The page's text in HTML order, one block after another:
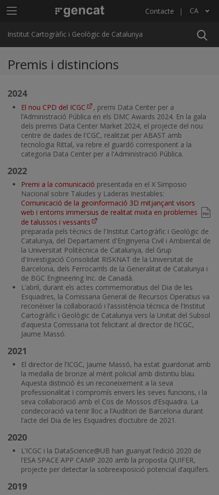
Menú principal ICGC Contacte CA
Llista les accions addicionals
Institut Cartogràfic i Geològic de Catalunya
Premis i distincions
2024
El nou CPD del ICGC
, premi Data Center per a
l’Administració Pública en els DMC Awards 2024. En la gala
dels premis Data Center Market 2024, el projecte del nou
centre de dades de l'CGC, realitzat per ABAST amb
tecnologia Rittal, va rebre el guardó corresponent a la
categoria Data Center per a l'Administració Pública.
2022
Premi a la comunicació presentada en el X Simposio
Nacional sobre Taludes y Laderas Inestables:
Comunicació de la geoinformació 3D mitjançant visors
web i entorns immersius de realitat mixta en problemes
de talussos i vessants
preparada pels tècnics de l'Institut Cartogràfic i Geològic de
Catalunya, del Departament d'Enginyeria Civil i Ambiental de
la Universitat Politècnica de Catalunya, del Grup
d'Investigació Consolidat RISKNAT de la Universitat de
Barcelona, dels Ferrocarrils de la Generalitat de Catalunya i
de BGC Engineering Inc. de Canadà.
L’abril, durant els actes commemoratius del Dia de les
Esquadres, la Comissaria General de Recursos Operatius va
reconèixer la col·laboració i l’assistència tècnica de l’Institut
Cartogràfic i Geològic de Catalunya vers la Unitat del Subsol
d’aquesta Comissaria tot felicitant al director de l’ICGC,
Jaume Massó.
2021
El director de l’ICGC, Jaume Massó, ha estat guardonat amb
la medalla de bronze al mèrit policial amb distintiu blau.
Aquesta distinció és un reconeixement a la seva
professionalitat i compromís envers les seves funcions, i la
seva col·laboració amb el Cos de Mossos d’Esquadra. La
condecoració va tenir lloc a l’Auditori de Barcelona durant
l’acte del Dia de les Esquadres d’octubre de 2021.
2020
L’ICGC i la DataScience@UB han guanyat l’edició 2020 de
l’ESA SPACE APP CAMP 2020 amb la proposta QUIFER,
projecte per detectar la sobreexposició potencial d’aqüífers.
2019